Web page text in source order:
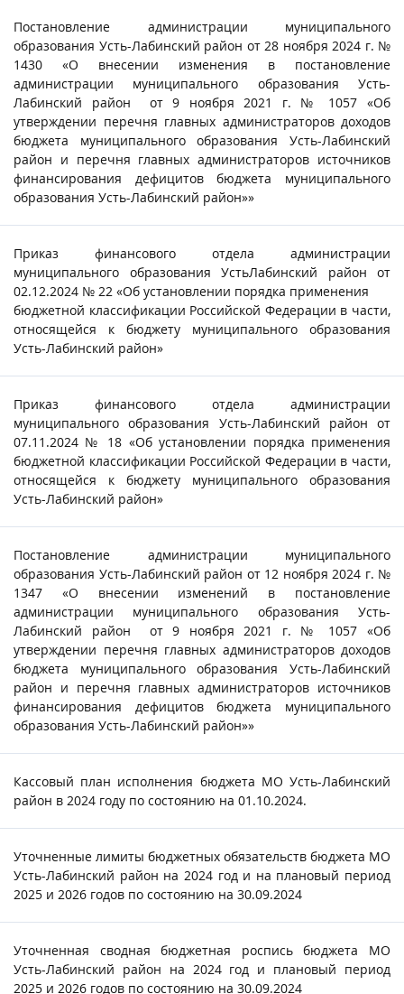
Постановление администрации муниципального
образования Усть-Лабинский район от 28 ноября 2024 г. №
1430 «О внесении изменения в постановление
администрации муниципального образования Усть-
Лабинский район от 9 ноября 2021 г. № 1057 «Об
утверждении перечня главных администраторов доходов
бюджета муниципального образования Усть-Лабинский
район и перечня главных администраторов источников
финансирования дефицитов бюджета муниципального
образования Усть-Лабинский район»»
Приказ финансового отдела администрации
муниципального образования УстьЛабинский район от
02.12.2024 № 22 «Об установлении порядка применения
бюджетной классификации Российской Федерации в части,
относящейся к бюджету муниципального образования
Усть-Лабинский район»
Приказ финансового отдела администрации
муниципального образования Усть-Лабинский район от
07.11.2024 № 18 «Об установлении порядка применения
бюджетной классификации Российской Федерации в части,
относящейся к бюджету муниципального образования
Усть-Лабинский район»
Постановление администрации муниципального
образования Усть-Лабинский район от 12 ноября 2024 г. №
1347 «О внесении изменений в постановление
администрации муниципального образования Усть-
Лабинский район от 9 ноября 2021 г. № 1057 «Об
утверждении перечня главных администраторов доходов
бюджета муниципального образования Усть-Лабинский
район и перечня главных администраторов источников
финансирования дефицитов бюджета муниципального
образования Усть-Лабинский район»»
Кассовый план исполнения бюджета МО Усть-Лабинский
район в 2024 году по состоянию на 01.10.2024.
Уточненные лимиты бюджетных обязательств бюджета МО
Усть-Лабинский район на 2024 год и на плановый период
2025 и 2026 годов по состоянию на 30.09.2024
Уточненная сводная бюджетная роспись бюджета МО
Усть-Лабинский район на 2024 год и плановый период
2025 и 2026 годов по состоянию на 30.09.2024